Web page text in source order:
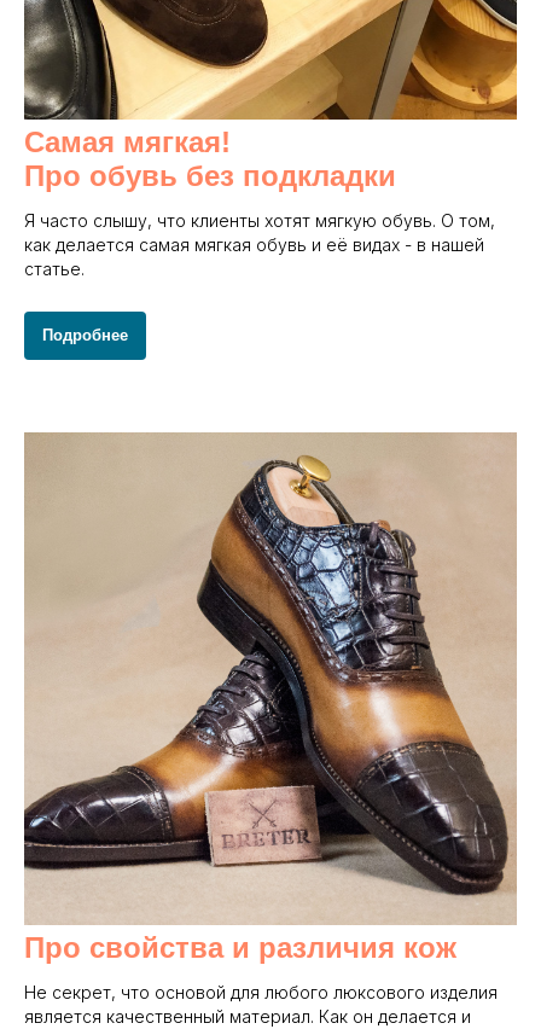
Самая мягкая!
Про обувь без подкладки
Я часто слышу, что клиенты хотят мягкую обувь. О том,
как делается самая мягкая обувь и её видах - в нашей
статье.
Подробнее
Про свойства и различия кож
Не секрет, что основой для любого люксового изделия
является качественный материал. Как он делается и